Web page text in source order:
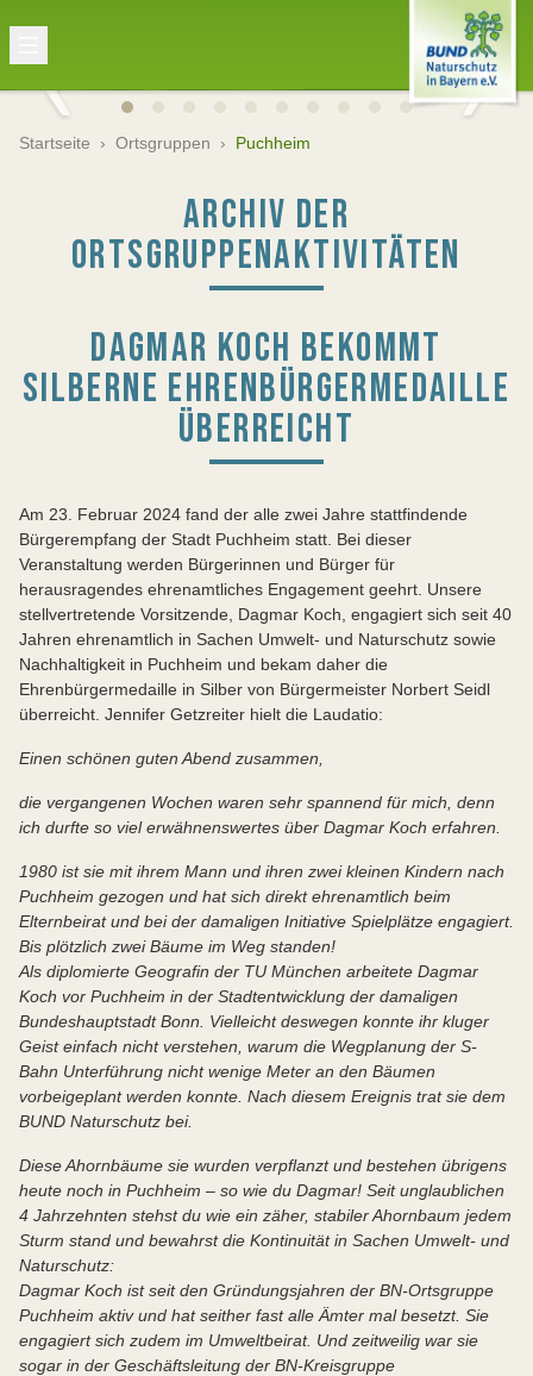
Startseite › Ortsgruppen › Puchheim
ARCHIV DER
ORTSGRUPPENAKTIVITÄTEN
DAGMAR KOCH BEKOMMT
SILBERNE EHRENBÜRGERMEDAILLE
ÜBERREICHT
Am 23. Februar 2024 fand der alle zwei Jahre stattfindende
Bürgerempfang der Stadt Puchheim statt. Bei dieser
Veranstaltung werden Bürgerinnen und Bürger für
herausragendes ehrenamtliches Engagement geehrt. Unsere
stellvertretende Vorsitzende, Dagmar Koch, engagiert sich seit 40
Jahren ehrenamtlich in Sachen Umwelt- und Naturschutz sowie
Nachhaltigkeit in Puchheim und bekam daher die
Ehrenbürgermedaille in Silber von Bürgermeister Norbert Seidl
überreicht. Jennifer Getzreiter hielt die Laudatio:
Einen schönen guten Abend zusammen,
die vergangenen Wochen waren sehr spannend für mich, denn
ich durfte so viel erwähnenswertes über Dagmar Koch erfahren.
1980 ist sie mit ihrem Mann und ihren zwei kleinen Kindern nach
Puchheim gezogen und hat sich direkt ehrenamtlich beim
Elternbeirat und bei der damaligen Initiative Spielplätze engagiert.
Bis plötzlich zwei Bäume im Weg standen!
Als diplomierte Geografin der TU München arbeitete Dagmar
Koch vor Puchheim in der Stadtentwicklung der damaligen
Bundeshauptstadt Bonn. Vielleicht deswegen konnte ihr kluger
Geist einfach nicht verstehen, warum die Wegplanung der S-
Bahn Unterführung nicht wenige Meter an den Bäumen
vorbeigeplant werden konnte. Nach diesem Ereignis trat sie dem
BUND Naturschutz bei.
Diese Ahornbäume sie wurden verpflanzt und bestehen übrigens
heute noch in Puchheim – so wie du Dagmar! Seit unglaublichen
4 Jahrzehnten stehst du wie ein zäher, stabiler Ahornbaum jedem
Sturm stand und bewahrst die Kontinuität in Sachen Umwelt- und
Naturschutz:
Dagmar Koch ist seit den Gründungsjahren der BN-Ortsgruppe
Puchheim aktiv und hat seither fast alle Ämter mal besetzt. Sie
engagiert sich zudem im Umweltbeirat. Und zeitweilig war sie
sogar in der Geschäftsleitung der BN-Kreisgruppe